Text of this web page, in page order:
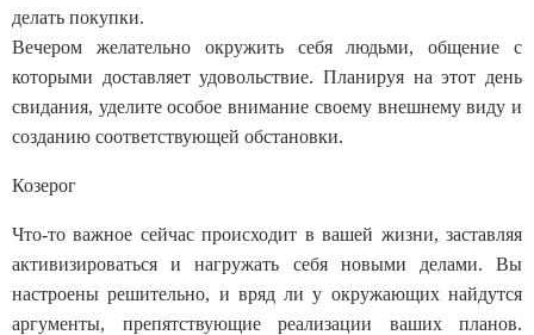
делать покупки.
Вечером желательно окружить себя людьми, общение с
которыми доставляет удовольствие. Планируя на этот день
свидания, уделите особое внимание своему внешнему виду и
созданию соответствующей обстановки.
Козерог
Что-то важное сейчас происходит в вашей жизни, заставляя
активизироваться и нагружать себя новыми делами. Вы
настроены решительно, и вряд ли у окружающих найдутся
аргументы, препятствующие реализации ваших планов.